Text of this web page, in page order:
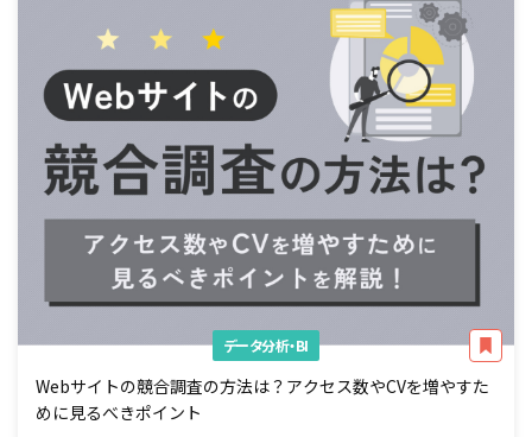
データ分析・BI
Webサイトの競合調査の方法は？アクセス数やCVを増やすた
めに見るべきポイント